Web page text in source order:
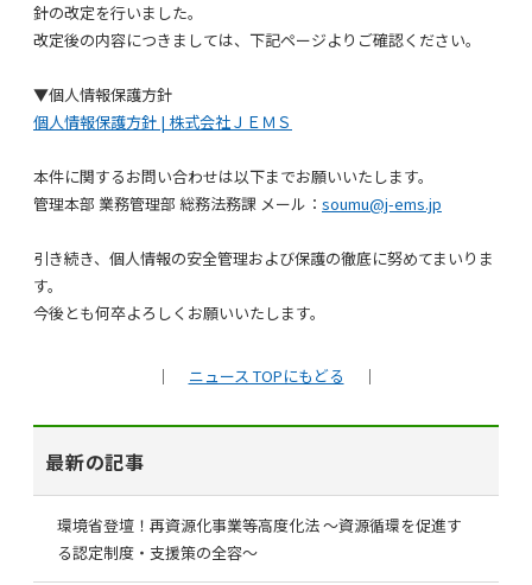
針の改定を行いました。
改定後の内容につきましては、下記ページよりご確認ください。
▼個人情報保護方針
個人情報保護方針 | 株式会社ＪＥＭＳ
本件に関するお問い合わせは以下までお願いいたします。
管理本部 業務管理部 総務法務課 メール： soumu@j-ems.jp
引き続き、個人情報の安全管理および保護の徹底に努めてまいりま
す。
今後とも何卒よろしくお願いいたします。
｜ ニュース TOPにもどる ｜
最新の記事
環境省登壇！再資源化事業等高度化法 ～資源循環を促進す
る認定制度・支援策の全容～